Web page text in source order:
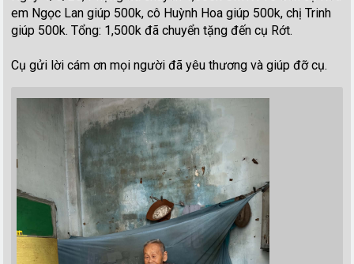
em Ngọc Lan giúp 500k, cô Huỳnh Hoa giúp 500k, chị Trinh
giúp 500k. Tổng: 1,500k đã chuyển tặng đến cụ Rớt.
Cụ gửi lời cám ơn mọi người đã yêu thương và giúp đỡ cụ.